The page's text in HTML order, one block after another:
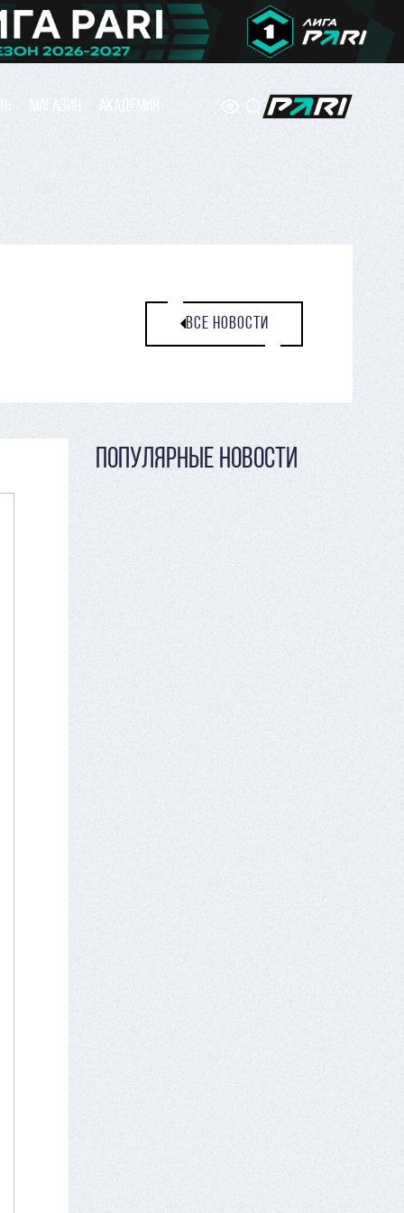
МАГАЗИН АКАДЕМИЯ
ВСЕ НОВОСТИ
ПОПУЛЯРНЫЕ НОВОСТИ